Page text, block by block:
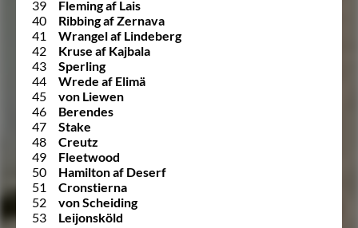
39
Fleming af Lais
40
Ribbing af Zernava
41
Wrangel af Lindeberg
42
Kruse af Kajbala
43
Sperling
44
Wrede af Elimä
45
von Liewen
46
Berendes
47
Stake
48
Creutz
49
Fleetwood
50
Hamilton af Deserf
51
Cronstierna
52
von Scheiding
53
Leijonsköld